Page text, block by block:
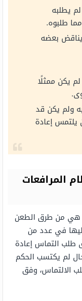
يطلبه
طلبوه.
بعضه
يكن ممثلًا
ولم يكن قد
إعادة
200 من نظام المرافعات
هي من طرق الطعن
في عدد من
طلب التماس إعادة
لم يكتسب الحكم
الالتماس، وفق